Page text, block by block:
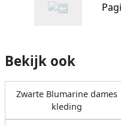
Bekijk ook
Zwarte Blumarine dames
kleding